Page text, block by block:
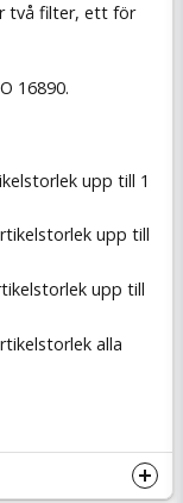
två filter, ett för
16890.
upp till 1
upp till
upp till
alla